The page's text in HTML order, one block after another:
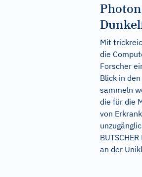
Mit
die
Forscher
Blick in
sammeln
die für die
von
an der